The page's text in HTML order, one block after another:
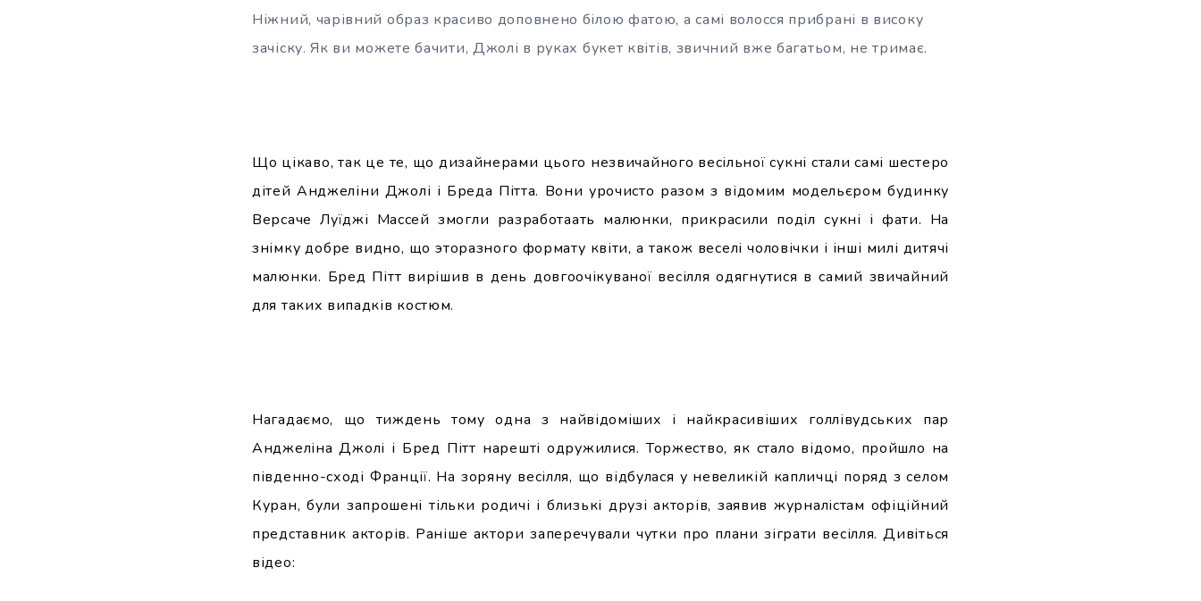
Ніжний, чарівний образ красиво доповнено білою фатою, а самі волосся прибрані в високу
зачіску. Як ви можете бачити, Джолі в руках букет квітів, звичний вже багатьом, не тримає.
Що цікаво, так це те, що дизайнерами цього незвичайного весільної сукні стали самі шестеро
дітей Анджеліни Джолі і Бреда Пітта. Вони урочисто разом з відомим модельєром будинку
Версаче Луїджі Массей змогли разработаать малюнки, прикрасили поділ сукні і фати. На
знімку добре видно, що эторазного формату квіти, а також веселі чоловічки і інші милі дитячі
малюнки. Бред Пітт вирішив в день довгоочікуваної весілля одягнутися в самий звичайний
для таких випадків костюм.
Нагадаємо, що тиждень тому одна з найвідоміших і найкрасивіших голлівудських пар
Анджеліна Джолі і Бред Пітт нарешті одружилися. Торжество, як стало відомо, пройшло на
південно-сході Франції. На зоряну весілля, що відбулася у невеликій капличці поряд з селом
Куран, були запрошені тільки родичі і близькі друзі акторів, заявив журналістам офіційний
представник акторів. Раніше актори заперечували чутки про плани зіграти весілля. Дивіться
відео: